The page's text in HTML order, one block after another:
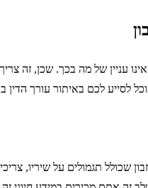
אינו עניין של מה בכך. שכן,
לסייע לכם באיתור עורך הדין
שכולל תגמולים על שיריו,